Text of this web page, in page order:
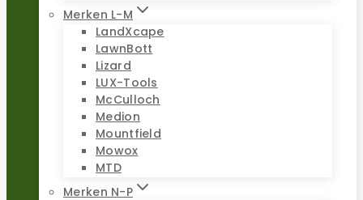
Merken L-M
LandXcape
LawnBott
Lizard
LUX-Tools
McCulloch
Medion
Mountfield
Mowox
MTD
Merken N-P